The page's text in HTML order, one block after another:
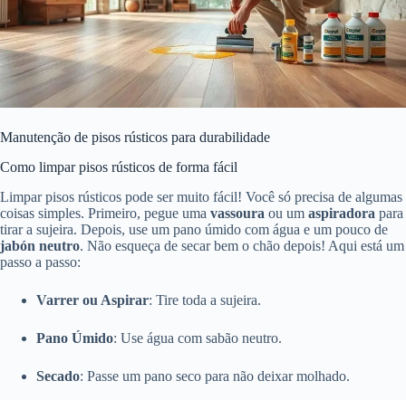
Manutenção de pisos rústicos para durabilidade
Como limpar pisos rústicos de forma fácil
Limpar pisos rústicos pode ser muito fácil! Você só precisa de algumas
coisas simples. Primeiro, pegue uma vassoura ou um aspiradora para
tirar a sujeira. Depois, use um pano úmido com água e um pouco de
jabón neutro. Não esqueça de secar bem o chão depois! Aqui está um
passo a passo:
Varrer ou Aspirar: Tire toda a sujeira.
Pano Úmido: Use água com sabão neutro.
Secado: Passe um pano seco para não deixar molhado.